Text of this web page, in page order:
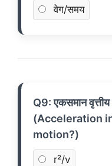
वेग/समय
Q9: एकसमान
(Acceleration
motion?)
r²/v